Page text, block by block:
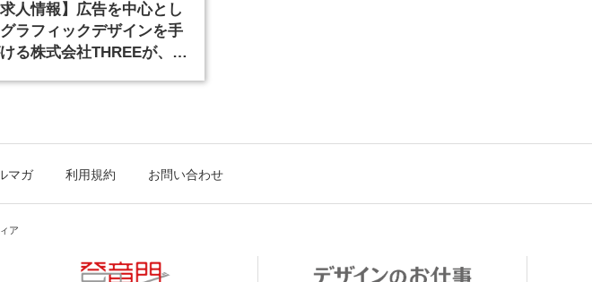
求人情報】広告を中心とし
ラフィックデザインを手
る株式会社THREEが、グ
マガ 利用規約 お問い合わせ
ア